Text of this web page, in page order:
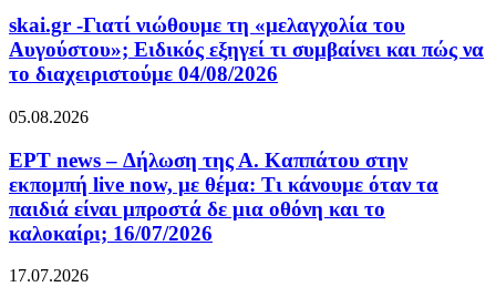
skai.gr -Γιατί νιώθουμε τη «μελαγχολία του
Αυγούστου»; Ειδικός εξηγεί τι συμβαίνει και πώς να
το διαχειριστούμε 04/08/2026
05.08.2026
ΕΡΤ news – Δήλωση της Α. Καππάτου στην
εκπομπή live now, με θέμα: Τι κάνουμε όταν τα
παιδιά είναι μπροστά δε μια οθόνη και το
καλοκαίρι; 16/07/2026
17.07.2026